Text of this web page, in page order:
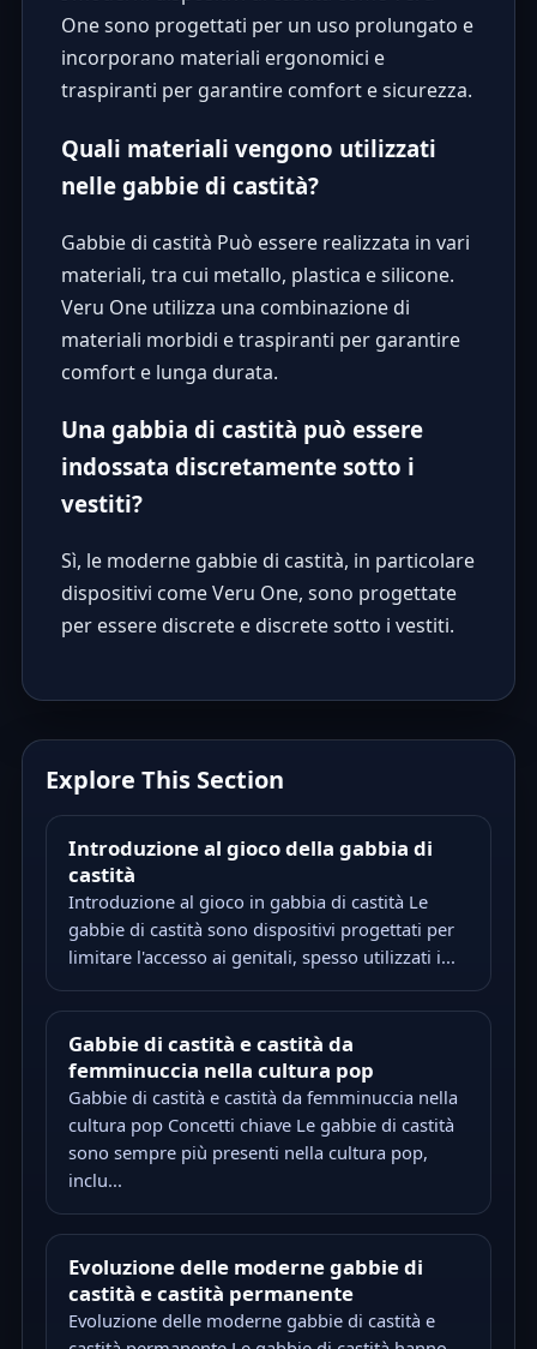
One sono progettati per un uso prolungato e
incorporano materiali ergonomici e
traspiranti per garantire comfort e sicurezza.
Quali materiali vengono utilizzati
nelle gabbie di castità?
Gabbie di castità Può essere realizzata in vari
materiali, tra cui metallo, plastica e silicone.
Veru One utilizza una combinazione di
materiali morbidi e traspiranti per garantire
comfort e lunga durata.
Una gabbia di castità può essere
indossata discretamente sotto i
vestiti?
Sì, le moderne gabbie di castità, in particolare
dispositivi come Veru One, sono progettate
per essere discrete e discrete sotto i vestiti.
Explore This Section
Introduzione al gioco della gabbia di
castità
Introduzione al gioco in gabbia di castità Le
gabbie di castità sono dispositivi progettati per
limitare l'accesso ai genitali, spesso utilizzati i...
Gabbie di castità e castità da
femminuccia nella cultura pop
Gabbie di castità e castità da femminuccia nella
cultura pop Concetti chiave Le gabbie di castità
sono sempre più presenti nella cultura pop,
inclu...
Evoluzione delle moderne gabbie di
castità e castità permanente
Evoluzione delle moderne gabbie di castità e